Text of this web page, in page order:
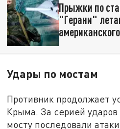
Прыжки по
"Герани"
Удары по мостам
Противник продолжает
Крыма. За серией ударов
мосту последовали